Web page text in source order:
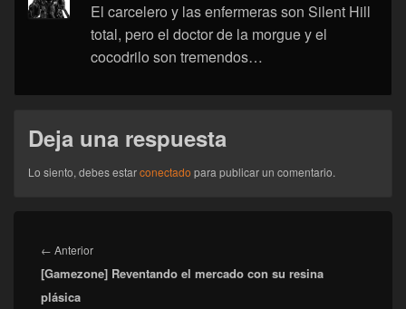
El carcelero y las enfermeras son Silent Hill
total, pero el doctor de la morgue y el
cocodrilo son tremendos…
Deja una respuesta
Lo siento, debes estarconectado para publicar un comentario.
de
entradas
← AnteriorEntrada
anterior:
[Gamezone] Reventando el mercado con su resina
plásica